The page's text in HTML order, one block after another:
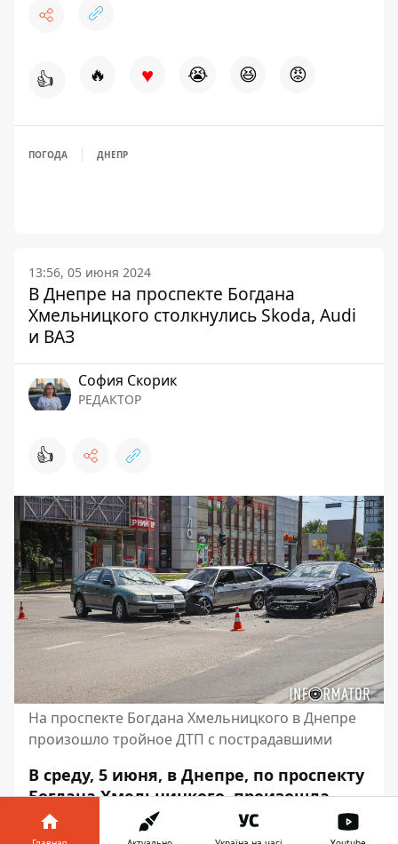
👍 🔥 ♥ 😭 😆 😡
ПОГОДА ДНЕПР
13:56, 05 июня 2024
В Днепре на проспекте Богдана
Хмельницкого столкнулись Skoda, Audi
и ВАЗ
София Скорик
РЕДАКТОР
👍
На проспекте Богдана Хмельницкого в Днепре
произошло тройное ДТП с пострадавшими
В среду, 5 июня, в Днепре, по проспекту
Богдана Хмельницкого, произошла
авария. Здесь столкнулись три
автомобиля: Skoda, Audi и ВАЗ.